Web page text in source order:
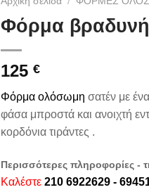
Φόρμα
125 €
Φόρμα ολόσωμη σατέν με
φάσα μπροστά και ανοιχτή
κορδόνια τιράντες .
Περισσότερες πληροφορίες -
Καλέστε 210 6922629 -